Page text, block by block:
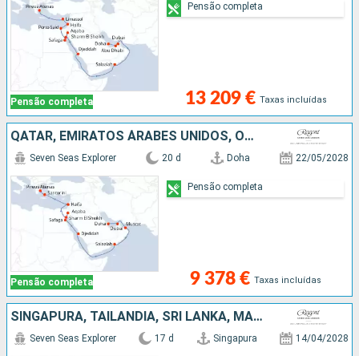
Pensão completa 13 209 € Taxas incluídas
Pensão completa
QATAR, EMIRATOS ÁRABES UNIDOS, OMÃ, ARABIA SAUDITA, EGITO, JORDÂNIA, ISRAEL, GRÉCIA
Pensão completa
Seven Seas Explorer 20 d Doha 22/05/2028
9 378 € Taxas incluídas
Pensão completa
SINGAPURA, TAILÂNDIA, SRI LANKA, MALDIVAS, ÍNDIA, EMIRATOS ÁRABES UNIDOS, QATAR
Seven Seas Explorer 17 d Singapura 14/04/2028